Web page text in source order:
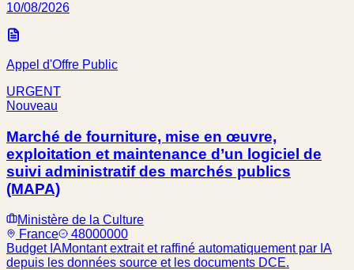
10/08/2026
Appel d'Offre Public
URGENT
Nouveau
Marché de fourniture, mise en œuvre,
exploitation et maintenance d’un logiciel de
suivi administratif des marchés publics
(MAPA)
Ministère de la Culture
France
48000000
Budget IAMontant extrait et raffiné automatiquement par IA
depuis les données source et les documents DCE.